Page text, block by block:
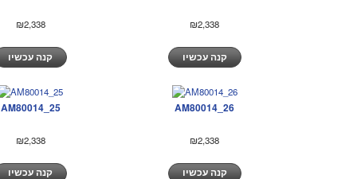
₪2,338 ₪2,338
קנה עכשיו
AM80014_25
₪2,338
AM80014_26
₪2,338
קנה עכשיו